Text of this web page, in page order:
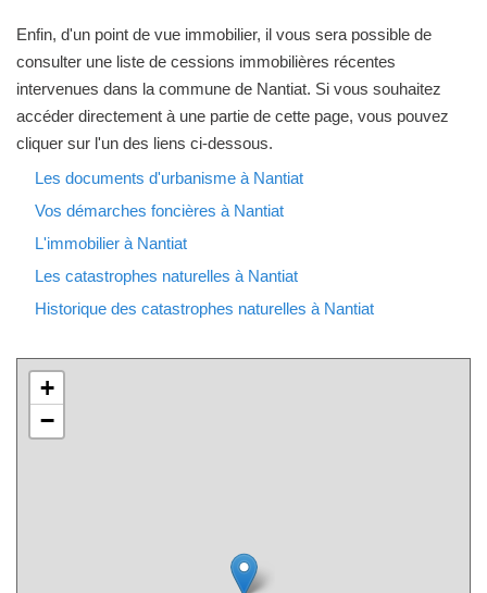
Enfin, d'un point de vue immobilier, il vous sera possible de
consulter une liste de cessions immobilières récentes
intervenues dans la commune de Nantiat. Si vous souhaitez
accéder directement à une partie de cette page, vous pouvez
cliquer sur l'un des liens ci-dessous.
Les documents d'urbanisme à Nantiat
Vos démarches foncières à Nantiat
L'immobilier à Nantiat
Les catastrophes naturelles à Nantiat
Historique des catastrophes naturelles à Nantiat
+
−